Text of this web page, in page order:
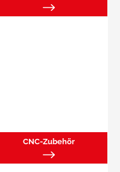
CNC-Zubehör